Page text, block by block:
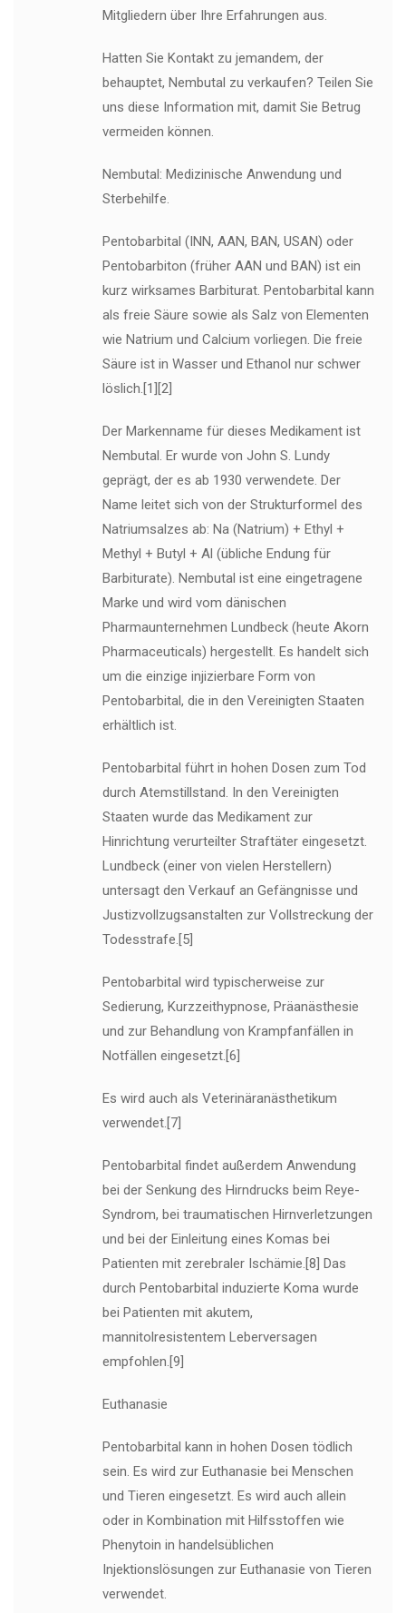
Mitgliedern über Ihre Erfahrungen aus.
Hatten Sie Kontakt zu jemandem, der
behauptet, Nembutal zu verkaufen? Teilen Sie
uns diese Information mit, damit Sie Betrug
vermeiden können.
Nembutal: Medizinische Anwendung und
Sterbehilfe.
Pentobarbital (INN, AAN, BAN, USAN) oder
Pentobarbiton (früher AAN und BAN) ist ein
kurz wirksames Barbiturat. Pentobarbital kann
als freie Säure sowie als Salz von Elementen
wie Natrium und Calcium vorliegen. Die freie
Säure ist in Wasser und Ethanol nur schwer
löslich.[1][2]
Der Markenname für dieses Medikament ist
Nembutal. Er wurde von John S. Lundy
geprägt, der es ab 1930 verwendete. Der
Name leitet sich von der Strukturformel des
Natriumsalzes ab: Na (Natrium) + Ethyl +
Methyl + Butyl + Al (übliche Endung für
Barbiturate). Nembutal ist eine eingetragene
Marke und wird vom dänischen
Pharmaunternehmen Lundbeck (heute Akorn
Pharmaceuticals) hergestellt. Es handelt sich
um die einzige injizierbare Form von
Pentobarbital, die in den Vereinigten Staaten
erhältlich ist.
Pentobarbital führt in hohen Dosen zum Tod
durch Atemstillstand. In den Vereinigten
Staaten wurde das Medikament zur
Hinrichtung verurteilter Straftäter eingesetzt.
Lundbeck (einer von vielen Herstellern)
untersagt den Verkauf an Gefängnisse und
Justizvollzugsanstalten zur Vollstreckung der
Todesstrafe.[5]
Pentobarbital wird typischerweise zur
Sedierung, Kurzzeithypnose, Präanästhesie
und zur Behandlung von Krampfanfällen in
Notfällen eingesetzt.[6]
Es wird auch als Veterinäranästhetikum
verwendet.[7]
Pentobarbital findet außerdem Anwendung
bei der Senkung des Hirndrucks beim Reye-
Syndrom, bei traumatischen Hirnverletzungen
und bei der Einleitung eines Komas bei
Patienten mit zerebraler Ischämie.[8] Das
durch Pentobarbital induzierte Koma wurde
bei Patienten mit akutem,
mannitolresistentem Leberversagen
empfohlen.[9]
Euthanasie
Pentobarbital kann in hohen Dosen tödlich
sein. Es wird zur Euthanasie bei Menschen
und Tieren eingesetzt. Es wird auch allein
oder in Kombination mit Hilfsstoffen wie
Phenytoin in handelsüblichen
Injektionslösungen zur Euthanasie von Tieren
verwendet.